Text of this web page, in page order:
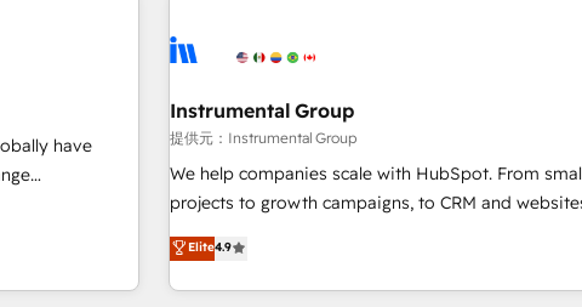
(MSP) -
we
and
and workflow
and
the right
evolve
automation, we turn complexity into clarity, human
future.” Others agree it is proof of trust built through
measurable impact.
have
brand
technology,
Instrumental Group
提供元：Instrumental Group
We help companies scale with HubSpot. From
projects to growth campaigns, to CRM and
an agency that's experienced in every inch of
willing to work hand-in-hand with your team to
complex and build a better experience for your
Elite4.9